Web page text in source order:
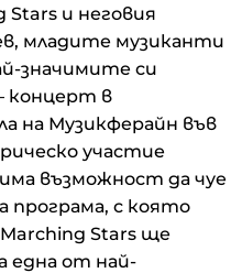
и неговия
младите музиканти
значимите си
концерт в
на Музикферайн във
участие
възможност да чуе
програма, с която
Stars ще
една от най-